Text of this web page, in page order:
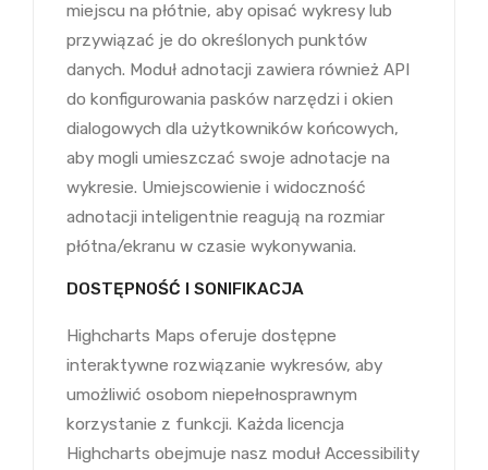
miejscu na płótnie, aby opisać wykresy lub
przywiązać je do określonych punktów
danych. Moduł adnotacji zawiera również API
do konfigurowania pasków narzędzi i okien
dialogowych dla użytkowników końcowych,
aby mogli umieszczać swoje adnotacje na
wykresie. Umiejscowienie i widoczność
adnotacji inteligentnie reagują na rozmiar
płótna/ekranu w czasie wykonywania.
DOSTĘPNOŚĆ I SONIFIKACJA
Highcharts Maps oferuje dostępne
interaktywne rozwiązanie wykresów, aby
umożliwić osobom niepełnosprawnym
korzystanie z funkcji. Każda licencja
Highcharts obejmuje nasz moduł Accessibility